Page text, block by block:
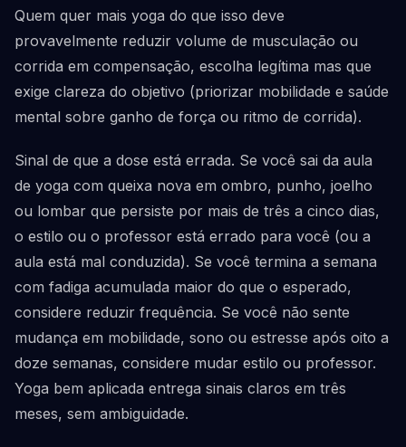
Quem quer mais yoga do que isso deve
provavelmente reduzir volume de musculação ou
corrida em compensação, escolha legítima mas que
exige clareza do objetivo (priorizar mobilidade e saúde
mental sobre ganho de força ou ritmo de corrida).
Sinal de que a dose está errada. Se você sai da aula
de yoga com queixa nova em ombro, punho, joelho
ou lombar que persiste por mais de três a cinco dias,
o estilo ou o professor está errado para você (ou a
aula está mal conduzida). Se você termina a semana
com fadiga acumulada maior do que o esperado,
considere reduzir frequência. Se você não sente
mudança em mobilidade, sono ou estresse após oito a
doze semanas, considere mudar estilo ou professor.
Yoga bem aplicada entrega sinais claros em três
meses, sem ambiguidade.